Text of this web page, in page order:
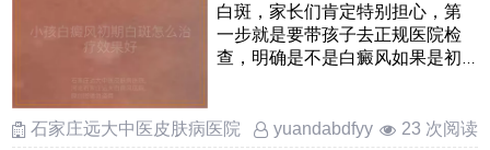
白斑，家长们肯定特别担心，第
一步就是要带孩子去正规医院检
查，明确是不是白癜风如果是初
石家庄远大中医皮肤病医院
yuandabdfyy 23 次阅读